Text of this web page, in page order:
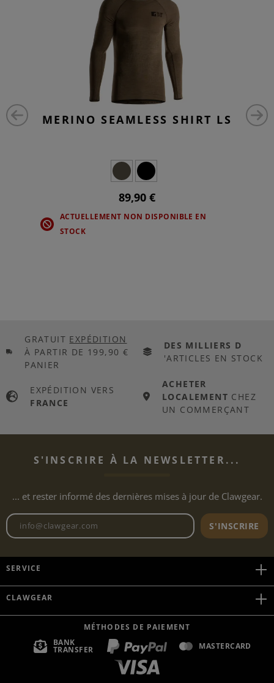
MERINO SEAMLESS SHIRT LS
89,90 €
ACTUELLEMENT NON DISPONIBLE EN
STOCK
GRATUIT EXPÉDITION
À PARTIR DE 199,90 €
PANIER
DES MILLIERS D
'ARTICLES EN STOCK
EXPÉDITION VERS
FRANCE
ACHETER
LOCALEMENT CHEZ
UN COMMERÇANT
S'INSCRIRE À LA NEWSLETTER...
... et rester informé des dernières mises à jour de Clawgear.
Adresse e-mail de laS'INSCRIRE
SERVICE
CLAWGEAR
MÉTHODES DE PAIEMENT
BANK
TRANSFER MASTERCARD